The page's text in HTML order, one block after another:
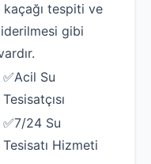
kaçağı tespiti ve
gibi
✅Acil Su
Tesisatçısı
✅7/24 Su
Tesisatı Hizmeti